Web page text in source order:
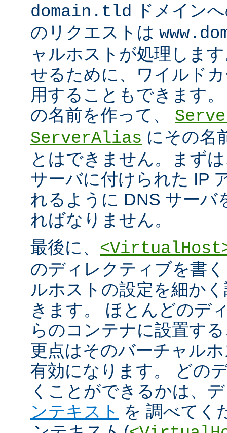
domain.tld ドメイン
のリクエストは
ャルホストが処理しま
せるために、ワイルド
用することもできます
の名前を作って、
ServerAlias にその名
とはできません。まず
サーバに付けられた IP
れるように DNS サーバ
ればなりません。
最後に、
のディレクティブを書
ルホストの設定を細か
きます。 ほとんどのデ
らのコンテナに設置す
更点はそのバーチャル
有効になります。 どの
くことができるかは、
ンテキスト を 調べてく